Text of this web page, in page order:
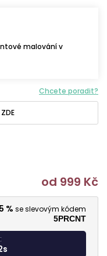
malování v
Chcete poradit?
od 999 Kč
% se slevovým kódem
5PRCNT